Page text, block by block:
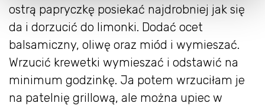
ostrą papryczkę posiekać najdrobniej jak się
da i dorzucić do limonki. Dodać ocet
balsamiczny, oliwę oraz miód i wymieszać.
Wrzucić krewetki wymieszać i odstawić na
minimum godzinkę. Ja potem wrzuciłam je
na patelnię grillową, ale można upiec w